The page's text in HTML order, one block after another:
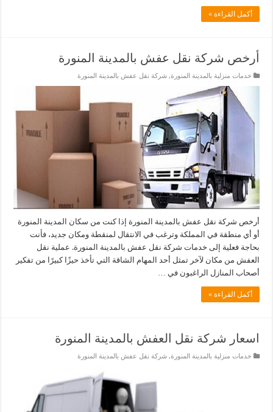
أكمل القراءة »
أرخص شركة نقل عفش بالمدينة المنورة
خدمات منزلية بالمدينة المنورة,شركة نقل عفش بالمدينة المنورة
أرخص شركة نقل عفش بالمدينة المنورة إذا كنت من سكان المدينة المنورة
أو أي منطقة في المملكة وترغب في الانتقال لمنقطة ومكان جديد، فأنت
بحاجة فعلية إلى خدمات شركة نقل عفش بالمدينة المنورة. عملية نقل
العفش من مكان لآخر تمثل أحد المهام الشاقة التي تأخذ حيزًا كبيرًا من تفكير
أصحاب المنازل الراغبون في …
أكمل القراءة »
اسعار شركة نقل العفش بالمدينة المنورة
خدمات منزلية بالمدينة المنورة,شركة نقل عفش بالمدينة المنورة